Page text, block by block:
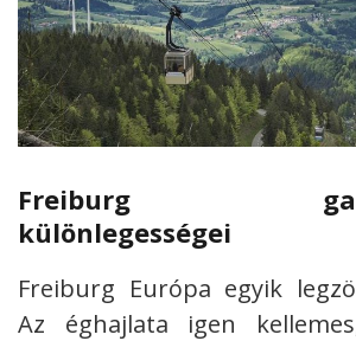
Freiburg
különlegességei
Freiburg Európa egyik
Az éghajlata igen